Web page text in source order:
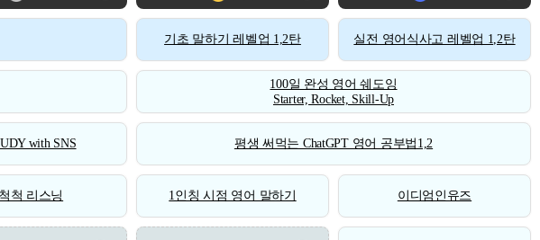
기초 말하기 레벨업 1,2탄 실전 영어식사고 레벨업 1,2탄
100일 완성 영어 쉐도잉
Starter, Rocket, Skill-Up
with SNS 평생 써먹는 ChatGPT 영어 공부법1,2
척척 리스닝 1인칭 시점 영어 말하기 이디엄인유즈